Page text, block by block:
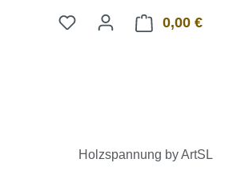
0,00 €
Holzspannung by ArtSL